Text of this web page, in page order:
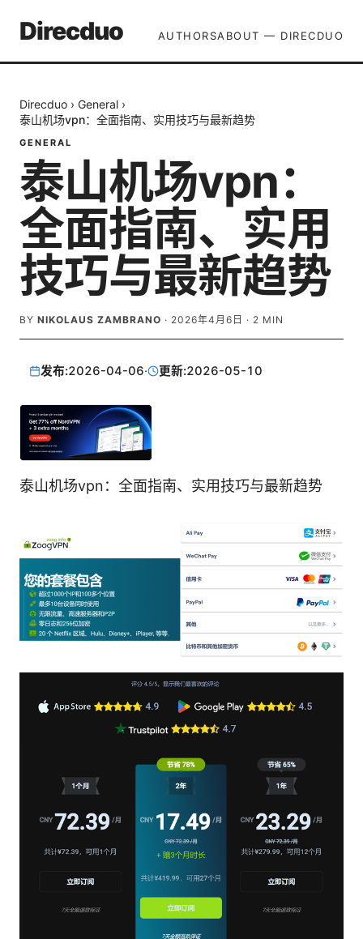
Direcduo AUTHORSABOUT — DIRECDUO
Direcduo › General ›
泰山机场vpn：全面指南、实用技巧与最新趋势
GENERAL
泰山机场vpn：
全面指南、实用
技巧与最新趋势
BY NIKOLAUS ZAMBRANO · 2026年4月6日 · 2 MIN
发布:2026-04-06· 更新:2026-05-10
泰山机场vpn：全面指南、实用技巧与最新趋势